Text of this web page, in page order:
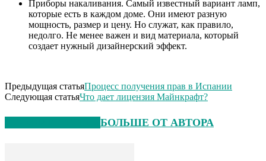
Приборы накаливания. Самый известный вариант ламп,
которые есть в каждом доме. Они имеют разную
мощность, размер и цену. Но служат, как правило,
недолго. Не менее важен и вид материала, который
создает нужный дизайнерский эффект.
Предыдущая статьяПроцесс получения прав в Испании
Следующая статьяЧто дает лицензия Майнкрафт?
БОЛЬШЕ ОТ АВТОРА